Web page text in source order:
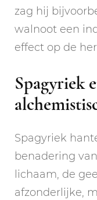
zag hij
walnoot een
effect op de
Spagyriek
Spagyriek
benadering
lichaam, de
afzonderlijke,